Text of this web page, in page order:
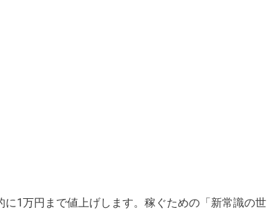
1万円まで値上げします。稼ぐための「新常識の世